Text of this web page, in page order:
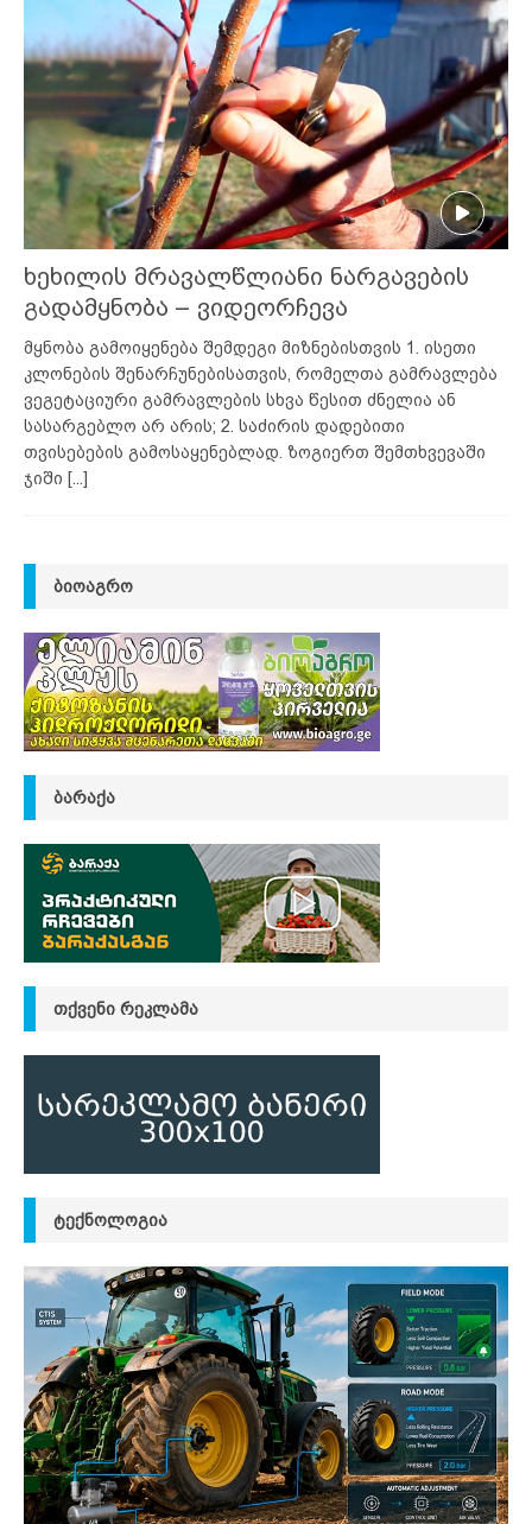
ხეხილის მრავალწლიანი ნარგავების
გადამყნობა – ვიდეორჩევა
მყნობა გამოიყენება შემდეგი მიზნებისთვის 1. ისეთი
კლონების შენარჩუნებისათვის, რომელთა გამრავლება
ვეგეტაციური გამრავლების სხვა წესით ძნელია ან
სასარგებლო არ არის; 2. საძირის დადებითი
თვისებების გამოსაყენებლად. ზოგიერთ შემთხვევაში
ჯიში [...]
ᲑᲘᲝᲐᲒᲠᲝ
ᲑᲐᲠᲐᲥᲐ
ᲗᲥᲕᲔᲜᲘ ᲠᲔᲙᲚᲐᲛᲐ
ᲢᲔᲥᲜᲝᲚᲝᲒᲘᲐ